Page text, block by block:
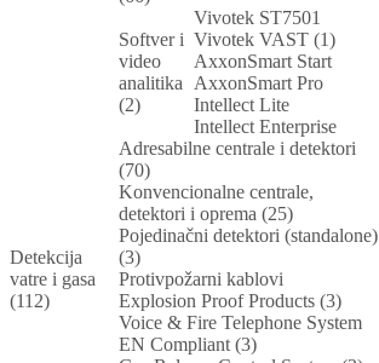
Softver i
video
analitika
(2)
Vivotek ST7501
Vivotek VAST (1)
AxxonSmart Start
AxxonSmart Pro
Intellect Lite
Intellect Enterprise
Detekcija
vatre i gasa
(112)
Adresabilne centrale i detektori
(70)
Konvencionalne centrale,
detektori i oprema (25)
Pojedinačni detektori (standalone)
(3)
Protivpožarni kablovi
Explosion Proof Products (3)
Voice & Fire Telephone System
EN Compliant (3)